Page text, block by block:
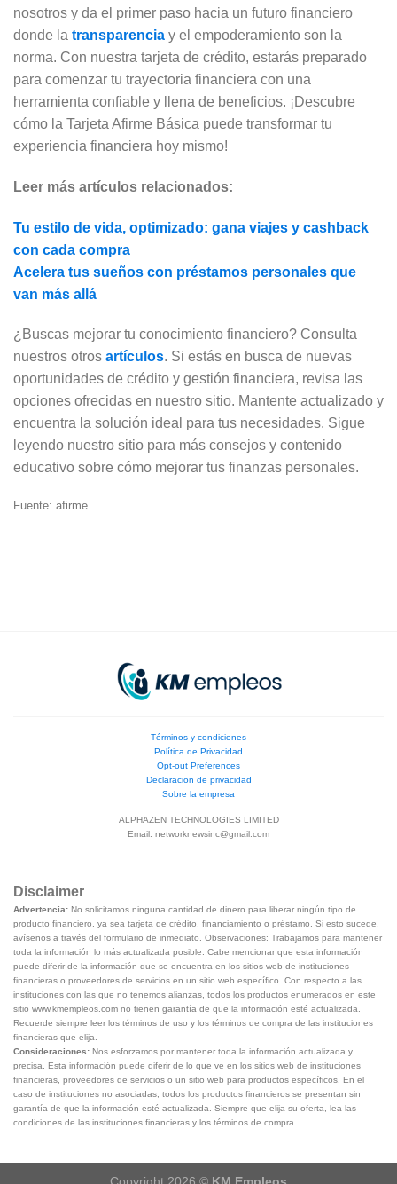
nosotros y da el primer paso hacia un futuro financiero
donde la transparencia y el empoderamiento son la
norma. Con nuestra tarjeta de crédito, estarás preparado
para comenzar tu trayectoria financiera con una
herramienta confiable y llena de beneficios. ¡Descubre
cómo la Tarjeta Afirme Básica puede transformar tu
experiencia financiera hoy mismo!
Leer más artículos relacionados:
Tu estilo de vida, optimizado: gana viajes y cashback
con cada compra
Acelera tus sueños con préstamos personales que
van más allá
¿Buscas mejorar tu conocimiento financiero? Consulta
nuestros otros artículos. Si estás en busca de nuevas
oportunidades de crédito y gestión financiera, revisa las
opciones ofrecidas en nuestro sitio. Mantente actualizado y
encuentra la solución ideal para tus necesidades. Sigue
leyendo nuestro sitio para más consejos y contenido
educativo sobre cómo mejorar tus finanzas personales.
Fuente: afirme
Términos y condiciones
Política de Privacidad
Opt-out Preferences
Declaracion de privacidad
Sobre la empresa
ALPHAZEN TECHNOLOGIES LIMITED
Email: networknewsinc@gmail.com
Disclaimer
Advertencia: No solicitamos ninguna cantidad de dinero para liberar ningún tipo de
producto financiero, ya sea tarjeta de crédito, financiamiento o préstamo. Si esto sucede,
avísenos a través del formulario de inmediato. Observaciones: Trabajamos para mantener
toda la información lo más actualizada posible. Cabe mencionar que esta información
puede diferir de la información que se encuentra en los sitios web de instituciones
financieras o proveedores de servicios en un sitio web específico. Con respecto a las
instituciones con las que no tenemos alianzas, todos los productos enumerados en este
sitio www.kmempleos.com no tienen garantía de que la información esté actualizada.
Recuerde siempre leer los términos de uso y los términos de compra de las instituciones
financieras que elija.
Consideraciones: Nos esforzamos por mantener toda la información actualizada y
precisa. Esta información puede diferir de lo que ve en los sitios web de instituciones
financieras, proveedores de servicios o un sitio web para productos específicos. En el
caso de instituciones no asociadas, todos los productos financieros se presentan sin
garantía de que la información esté actualizada. Siempre que elija su oferta, lea las
condiciones de las instituciones financieras y los términos de compra.
Copyright 2026 © KM Empleos